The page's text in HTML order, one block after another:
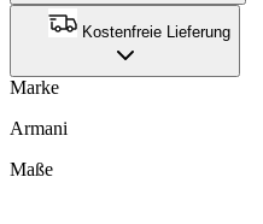
Kostenfreie Lieferung
Marke
Armani
Maße